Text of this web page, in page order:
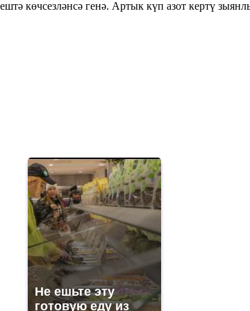
көчсезләнсә генә. Артык күп азот кертү
Не ешьте эту
готовую еду из